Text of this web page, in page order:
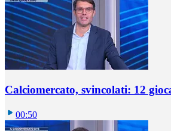
Calciomercato, svincolati: 12
00:50